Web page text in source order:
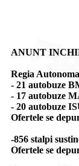
ANUNT
Regia
- 21 autobuze
- 17 autobuze
- 20 autobuze
Ofertele se
-856 stalpi
Ofertele se